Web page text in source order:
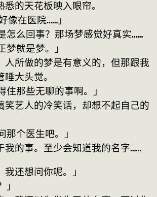
的天花板映入眼帘。
像在医院……」
怎么回事？那场梦感觉好真实……
梦就是梦。」
人所做的梦是有意义的，但那跟我
大头觉。
住那些无聊的事啊。」
笑艺人的冷笑话，却想不起自己的
那个医生吧。」
我的事。至少会知道我的名字……
我还想问你呢。」
」